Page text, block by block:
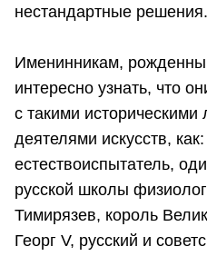
нестандартные решения.
Именинникам,
интересно узнать, что
с такими историческими
деятелями искусств,
естествоиспытатель,
русской школы
Тимирязев, король
Георг V, русский и